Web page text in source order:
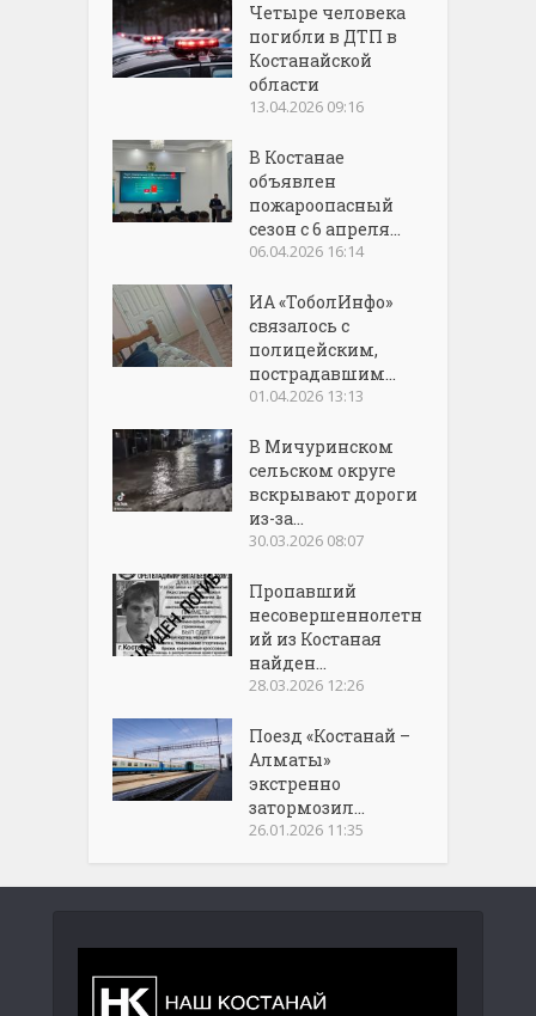
Четыре человека
погибли в ДТП в
Костанайской
области
13.04.2026 09:16
В Костанае
объявлен
пожароопасный
сезон с 6 апреля...
06.04.2026 16:14
ИА «ТоболИнфо»
связалось с
полицейским,
пострадавшим...
01.04.2026 13:13
В Мичуринском
сельском округе
вскрывают дороги
из-за...
30.03.2026 08:07
Пропавший
несовершеннолетн
ий из Костаная
найден...
28.03.2026 12:26
Поезд «Костанай –
Алматы»
экстренно
затормозил...
26.01.2026 11:35